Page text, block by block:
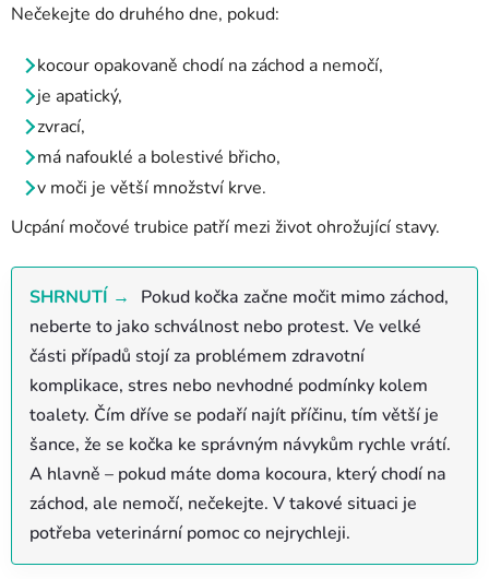
Nečekejte do druhého dne, pokud:
kocour opakovaně chodí na záchod a nemočí,
je apatický,
zvrací,
má nafouklé a bolestivé břicho,
v moči je větší množství krve.
Ucpání močové trubice patří mezi život ohrožující stavy.
SHRNUTÍ →
Pokud kočka začne močit mimo záchod,
neberte to jako schválnost nebo protest. Ve velké
části případů stojí za problémem zdravotní
komplikace, stres nebo nevhodné podmínky kolem
toalety. Čím dříve se podaří najít příčinu, tím větší je
šance, že se kočka ke správným návykům rychle vrátí.
A hlavně – pokud máte doma kocoura, který chodí na
záchod, ale nemočí, nečekejte. V takové situaci je
potřeba veterinární pomoc co nejrychleji.